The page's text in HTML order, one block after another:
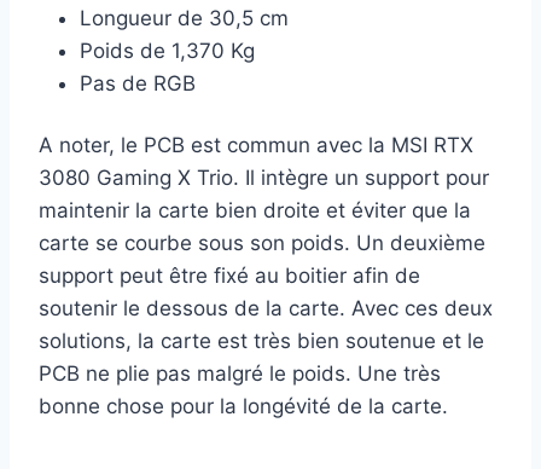
Longueur de 30,5 cm
Poids de 1,370 Kg
Pas de RGB
A noter, le PCB est commun avec la MSI RTX
3080 Gaming X Trio. Il intègre un support pour
maintenir la carte bien droite et éviter que la
carte se courbe sous son poids. Un deuxième
support peut être fixé au boitier afin de
soutenir le dessous de la carte. Avec ces deux
solutions, la carte est très bien soutenue et le
PCB ne plie pas malgré le poids. Une très
bonne chose pour la longévité de la carte.